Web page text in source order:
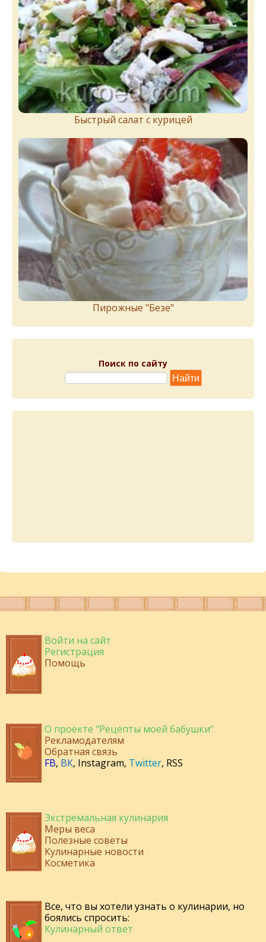
Быстрый салат с курицей
Пирожныe "Бeзe"
Поиск по сайту
Войти на сайт
Регистрация
Помощь
О проекте "Рецепты моей бабушки"
Рекламодателям
Обратная связь
FB, ВК, Instagram, Twitter, RSS
Экстремальная кулинария
Меры веса
Полезные советы
Кулинарные новости
Косметика
Все, что вы хотели узнать о кулинарии, но
боялись спросить:
Кулинарный ответ